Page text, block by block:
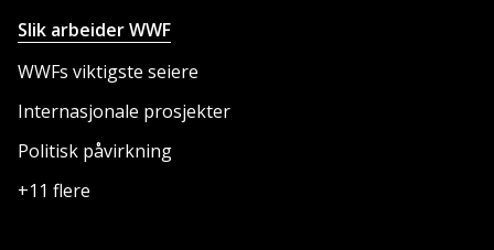
Slik arbeider WWF
WWFs viktigste seiere
Internasjonale prosjekter
Politisk påvirkning
+11 flere